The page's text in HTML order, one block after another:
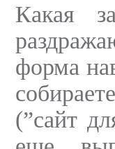
Какая
форма
(”сайт